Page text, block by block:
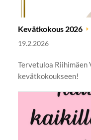
Kevätkokous 2026
19.2.2026
Tervetuloa Riihimäen
kevätkokoukseen!